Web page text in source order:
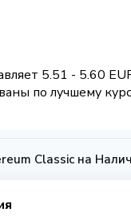
5.51 - 5.60
по лучшему
Classic на